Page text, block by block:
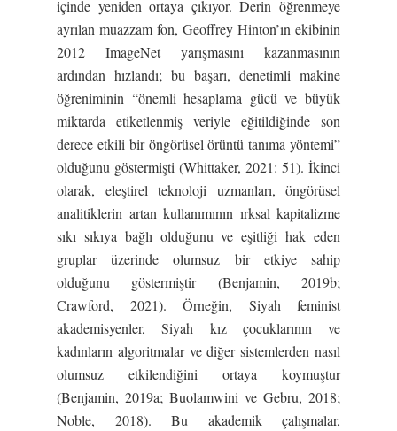
içinde yeniden ortaya çıkıyor. Derin öğrenmeye
ayrılan muazzam fon, Geoffrey Hinton’ın ekibinin
2012 ImageNet yarışmasını kazanmasının
ardından hızlandı; bu başarı, denetimli makine
öğreniminin “önemli hesaplama gücü ve büyük
miktarda etiketlenmiş veriyle eğitildiğinde son
derece etkili bir öngörüsel örüntü tanıma yöntemi”
olduğunu göstermişti (Whittaker, 2021: 51). İkinci
olarak, eleştirel teknoloji uzmanları, öngörüsel
analitiklerin artan kullanımının ırksal kapitalizme
sıkı sıkıya bağlı olduğunu ve eşitliği hak eden
gruplar üzerinde olumsuz bir etkiye sahip
olduğunu göstermiştir (Benjamin, 2019b;
Crawford, 2021). Örneğin, Siyah feminist
akademisyenler, Siyah kız çocuklarının ve
kadınların algoritmalar ve diğer sistemlerden nasıl
olumsuz etkilendiğini ortaya koymuştur
(Benjamin, 2019a; Buolamwini ve Gebru, 2018;
Noble, 2018). Bu akademik çalışmalar,